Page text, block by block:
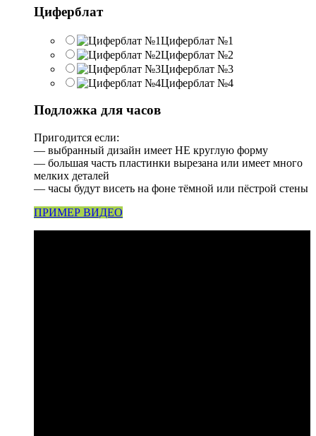
Циферблат
Циферблат №1
Циферблат №2
Циферблат №3
Циферблат №4
Подложка для часов
Пригодится если:
— выбранный дизайн имеет НЕ круглую форму
— большая часть пластинки вырезана или имеет много
мелких деталей
— часы будут висеть на фоне тёмной или пёстрой стены
ПРИМЕР ВИДЕО